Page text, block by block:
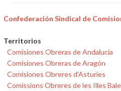
Confederación Sindical de
Territorios
Comisiones Obreras de Andalucía
Comisiones Obreras de Aragón
Comisiones Obreres d'Asturies
Comissions Obreres de les Illes